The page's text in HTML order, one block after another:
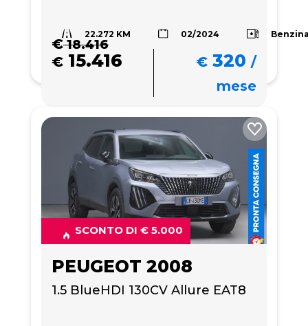
22.272 KM 02/2024
€18.416
€ 15.416 € 320 /
mese
SCONTO DI € 5.000
PEUGEOT 2008
1.5 BlueHDI 130CV Allure EAT8